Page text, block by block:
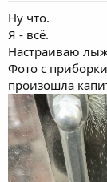
Ну что.
Я - всё.
Настраиваю
Фото с
произошла